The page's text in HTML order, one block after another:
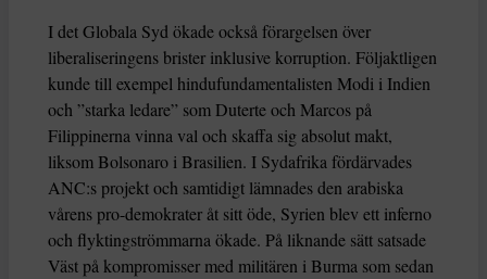
I det Globala Syd ökade också förargelsen över
liberaliseringens brister inklusive korruption. Följaktligen
kunde till exempel hindufundamentalisten Modi i Indien
och ”starka ledare” som Duterte och Marcos på
Filippinerna vinna val och skaffa sig absolut makt,
liksom Bolsonaro i Brasilien. I Sydafrika fördärvades
ANC:s projekt och samtidigt lämnades den arabiska
vårens pro-demokrater åt sitt öde, Syrien blev ett inferno
och flyktingströmmarna ökade. På liknande sätt satsade
Väst på kompromisser med militären i Burma som sedan